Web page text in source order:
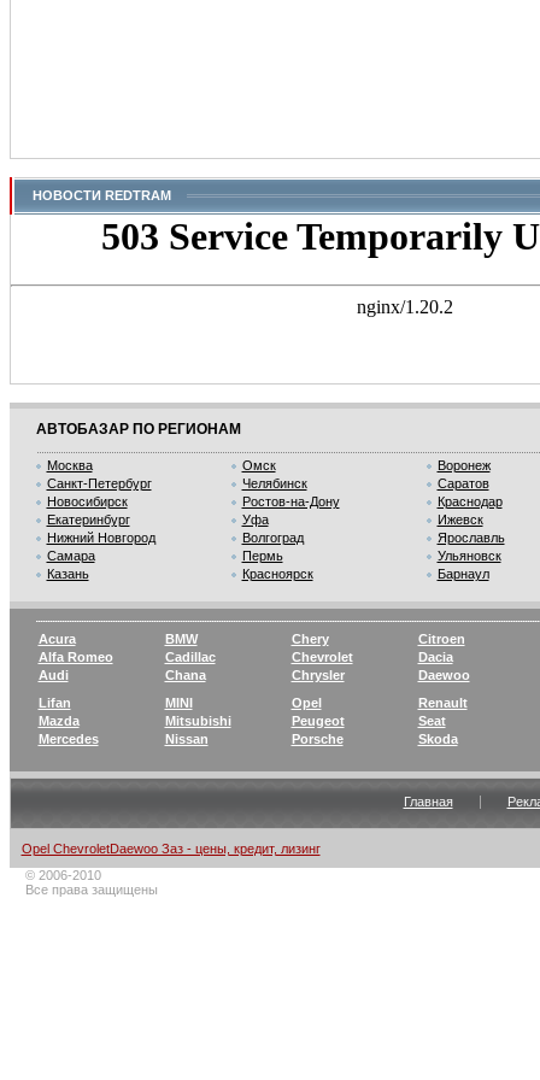
НОВОСТИ REDTRAM
АВТОБАЗАР ПО РЕГИОНАМ
Москва
Санкт-Петербург
Новосибирск
Екатеринбург
Нижний Новгород
Самара
Казань
Омск
Челябинск
Ростов-на-Дону
Уфа
Волгоград
Пермь
Красноярск
Воронеж
Саратов
Краснодар
Ижевск
Ярославль
Ульяновск
Барнаул
Acura
Alfa Romeo
Audi
BMW
Cadillac
Chana
Chery
Chevrolet
Chrysler
Citroen
Dacia
Daewoo
Lifan
Mazda
Mercedes
MINI
Mitsubishi
Nissan
Opel
Peugeot
Porsche
Renault
Seat
Skoda
Главная
Opel ChevroletDaewoo Заз - цены, кредит, лизинг
© 2006-2010
Все права защищены